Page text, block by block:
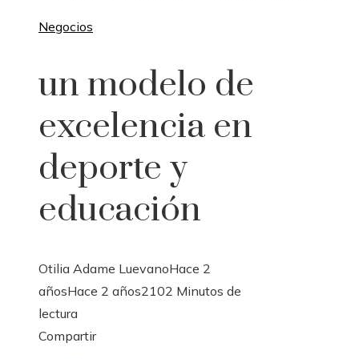
Negocios
un modelo de
excelencia en
deporte y
educación
Otilia Adame LuevanoHace 2
añosHace 2 años2102 Minutos de
lectura
Facebook
Twitter
LinkedIn
Pinterest
Stumbleupon
Email
Compartir